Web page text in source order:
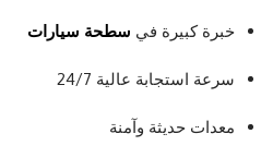
خبرة كبيرة في سطحة سيارات
سرعة استجابة عالية 24/7
معدات حديثة وآمنة